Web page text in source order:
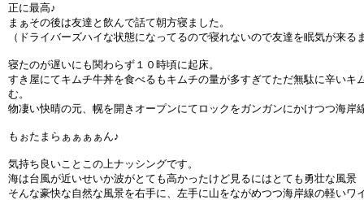
正に最高♪
まぁその後は友達と飲んで話て朝方寝ました。
（ドライバーズハイな状態になってるので寝れないので友達を眠気が来る
寝たのが遅いにも関わらず１０時頃に起床。
すき屋にてキムチ牛丼を食べるもキムチの量が多すぎてただ無駄に辛いキ
む。
物凄い快晴の元、幌を開きオープンにてロックをガンガンにかけつつ海岸
もぉたまらぁぁぁぁん♪
気持ち良いことこの上ナッシングです。
海は台風が近いせいか波がとても高かったけど見るにはとても勇壮な風景
そんな豪快な自然な風景を右手に、左手に山をながめつつ海岸線の軽いワ